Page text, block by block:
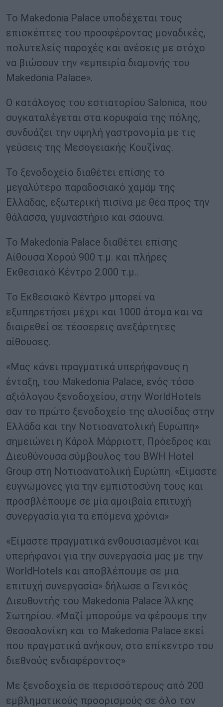
Το Makedonia Palace υποδέχεται τους
επισκέπτες του προσφέροντας μοναδικές,
πολυτελείς παροχές και ανέσεις με στόχο
να βιώσουν την «εμπειρία διαμονής του
Makedonia Palace».
Ο κατάλογος του εστιατορίου Salonica, που
συγκαταλέγεται στα κορυφαία της πόλης,
συνδυάζει την υψηλή γαστρονομία με τις
γεύσεις της Μεσογειακής Κουζίνας.
Το ξενοδοχείο διαθέτει επίσης το
μεγαλύτερο παραδοσιακό χαμάμ της
Ελλάδας, εξωτερική πισίνα με θέα προς την
θάλασσα, γυμναστήριο και σάουνα.
Το Makedonia Palace διαθέτει επίσης
Αίθουσα Χορού 900 τ.μ. και πλήρες
Εκθεσιακό Κέντρο 2.000 τ.μ..
Το Εκθεσιακό Κέντρο μπορεί να
εξυπηρετήσει μέχρι και 1000 άτομα και να
διαιρεθεί σε τέσσερεις ανεξάρτητες
αίθουσες.
«Μας κάνει πραγματικά υπερήφανους η
ένταξη, του Makedonia Palace, ενός τόσο
αξιόλογου ξενοδοχείου, στην WorldHotels
σαν το πρώτο ξενοδοχείο της αλυσίδας στην
Ελλάδα και την Νοτιοανατολική Ευρώπη»
σημειώνει η Κάρολ Μάρριοττ, Πρόεδρος και
Διευθύνουσα σύμβουλος του BWH Hotel
Group στη Νοτιοανατολική Ευρώπη. «Είμαστε
ευγνώμονες για την εμπιστοσύνη τους και
προσβλέπουμε σε μία αμοιβαία επιτυχή
συνεργασία για τα επόμενα χρόνια»
«Είμαστε πραγματικά ενθουσιασμένοι και
υπερήφανοι για την συνεργασία μας με την
WorldHotels και αποβλέπουμε σε μια
επιτυχή συνεργασία» δήλωσε ο Γενικός
Διευθυντής του Makedonia Palace Άλκης
Σωτηρίου. «Μαζί μπορούμε να φέρουμε την
Θεσσαλονίκη και το Makedonia Palace εκεί
που πραγματικά ανήκουν, στο επίκεντρο του
διεθνούς ενδιαφέροντος»
Με ξενοδοχεία σε περισσότερους από 200
εμβληματικούς προορισμούς σε όλο τον